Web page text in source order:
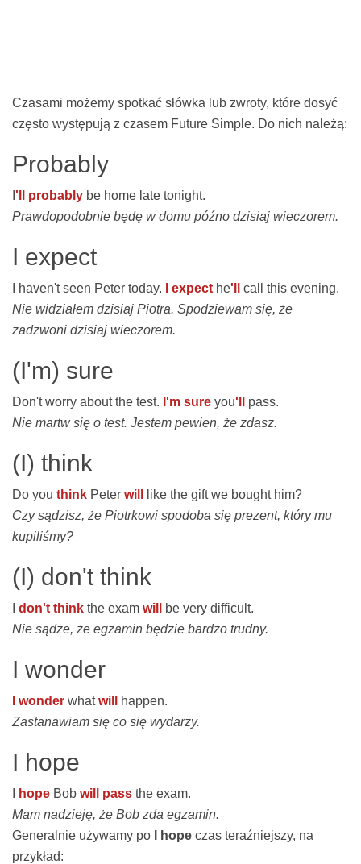
Czasami możemy spotkać słówka lub zwroty, które dosyć
często występują z czasem Future Simple. Do nich należą:
Probably
'll probably be home late tonight.
Prawdopodobnie będę w domu późno dzisiaj wieczorem.
I expect
I haven't seen Peter today. I expect he'll
call this evening.
Nie widziałem dzisiaj Piotra. Spodziewam się, że
zadzwoni dzisiaj wieczorem.
(I'm) sure
Don't worry about the test. I'm sure you'll
pass.
Nie martw się o test. Jestem pewien, że zdasz.
(I) think
Do you think Peter will
like the gift we bought him?
Czy sądzisz, że Piotrkowi spodoba się prezent, który mu
kupiliśmy?
(I) don't think
don't think the exam will
be very difficult.
Nie sądze, że egzamin będzie bardzo trudny.
I wonder
I wonder whatwill
happen.
Zastanawiam się co się wydarzy.
I hope
hope Bob will pass the exam.
Mam nadzieję, że Bob zda egzamin.
Generalnie używamy po
I hope czas teraźniejszy, na
przykład: